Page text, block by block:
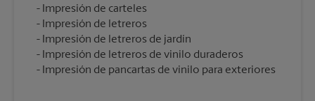
Impresión de carteles
Impresión de letreros
Impresión de letreros de jardín
Impresión de letreros de vinilo duraderos
Impresión de pancartas de vinilo para exteriores